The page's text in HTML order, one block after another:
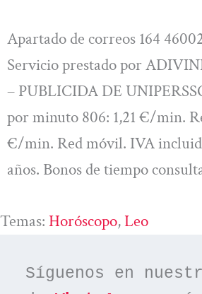
Apartado de correos 164
Servicio prestado por
– PUBLICIDA DE
por minuto 806: 1,21 €/min.
€/min. Red móvil. IVA
años. Bonos de tiempo
Temas: Horóscopo, Leo
Síguenos en